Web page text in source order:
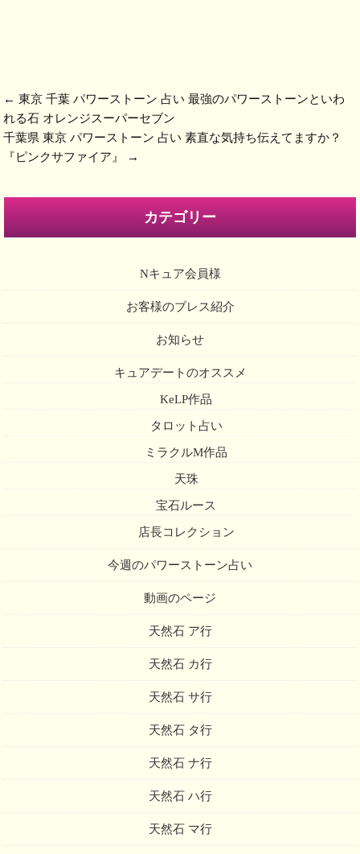
←東京 千葉 パワーストーン 占い 最強のパワーストーンといわ
れる石 オレンジスーパーセブン
千葉県 東京 パワーストーン 占い 素直な気持ち伝えてますか？
『ピンクサファイア』
→
カテゴリー
Nキュア会員様
お客様のブレス紹介
お知らせ
キュアデートのオススメ
KeLP作品
タロット占い
ミラクルM作品
天珠
宝石ルース
店長コレクション
今週のパワーストーン占い
動画のページ
天然石 ア行
天然石 カ行
天然石 サ行
天然石 タ行
天然石 ナ行
天然石 ハ行
天然石 マ行